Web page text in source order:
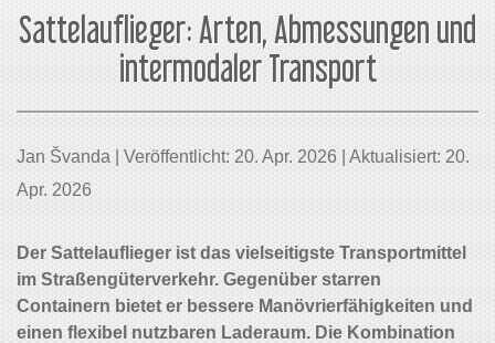
Sattelauflieger: Arten, Abmessungen und
intermodaler Transport
Jan Švanda | Veröffentlicht: 20. Apr. 2026 | Aktualisiert: 20.
Apr. 2026
Der Sattelauflieger ist das vielseitigste Transportmittel
im Straßengüterverkehr. Gegenüber starren
Containern bietet er bessere Manövrierfähigkeiten und
einen flexibel nutzbaren Laderaum. Die Kombination